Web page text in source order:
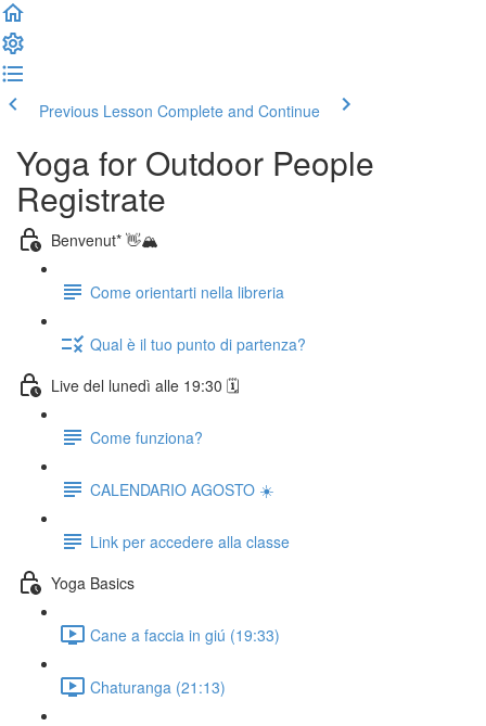
Previous Lesson Complete and Continue
Yoga for Outdoor People
Registrate
Benvenut* 👋🏔️
Come orientarti nella libreria
Qual è il tuo punto di partenza?
Live del lunedì alle 19:30 🗓️
Come funziona?
CALENDARIO AGOSTO ☀️
Link per accedere alla classe
Yoga Basics
Cane a faccia in giú (19:33)
Chaturanga (21:13)